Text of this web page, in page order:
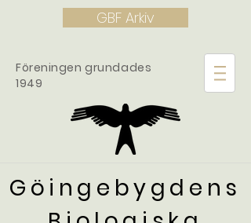
GBF Arkiv
Föreningen grundades
1949
Göingebygdens